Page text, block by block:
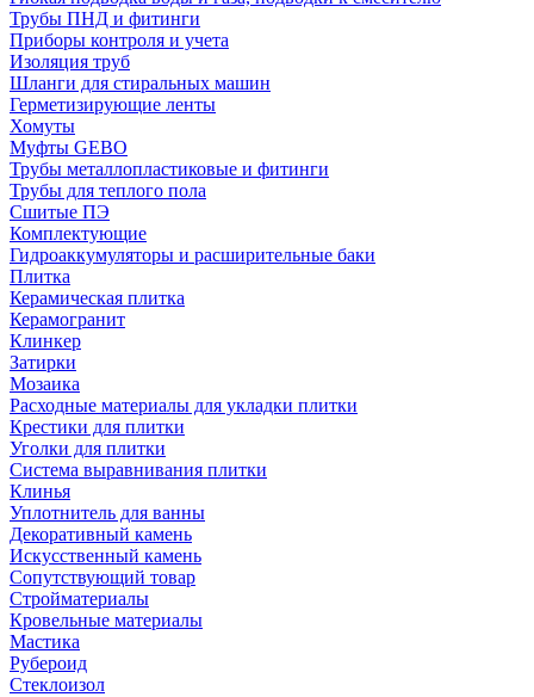
Трубы ПНД и фитинги
Приборы контроля и учета
Изоляция труб
Шланги для стиральных машин
Герметизирующие ленты
Хомуты
Муфты GEBO
Трубы металлопластиковые и фитинги
Трубы для теплого пола
Сшитые ПЭ
Комплектующие
Гидроаккумуляторы и расширительные баки
Плитка
Керамическая плитка
Керамогранит
Клинкер
Затирки
Мозаика
Расходные материалы для укладки плитки
Крестики для плитки
Уголки для плитки
Система выравнивания плитки
Клинья
Уплотнитель для ванны
Декоративный камень
Искусственный камень
Сопутствующий товар
Стройматериалы
Кровельные материалы
Мастика
Рубероид
Стеклоизол